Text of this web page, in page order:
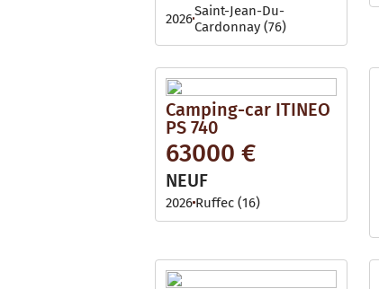
2026Saint-Jean-Du-
Cardonnay (76)
Camping-car ITINEO
PS 740
63000 €
NEUF
2026 Ruffec (16)